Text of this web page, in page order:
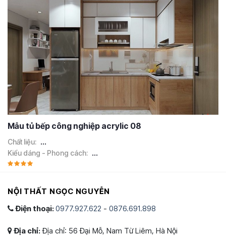
Mẫu tủ bếp công nghiệp acrylic 08
Chất liệu: ...
Kiểu dáng - Phong cách: ...
NỘI THẤT NGỌC NGUYỄN
Điện thoại:0977.927.622 - 0876.691.898
Địa chỉ:Địa chỉ: 56 Đại Mỗ, Nam Từ Liêm, Hà Nội